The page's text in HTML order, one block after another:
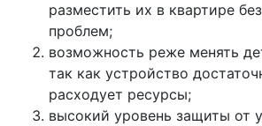
разместить их в квартире
проблем;
возможность реже менять
так как устройство
расходует ресурсы;
высокий уровень защиты от